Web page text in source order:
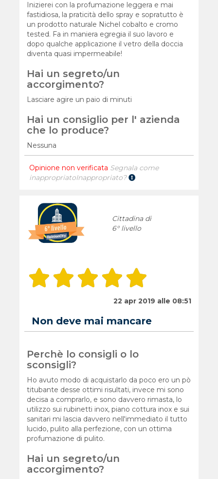
Inizierei con la profumazione leggera e mai
fastidiosa, la praticità dello spray e sopratutto è
un prodotto naturale Nichel cobalto e cromo
tested. Fa in maniera egregia il suo lavoro e
dopo qualche applicazione il vetro della doccia
diventa quasi impermeabile!
Hai un segreto/un
accorgimento?
Lasciare agire un paio di minuti
Hai un consiglio per l' azienda
che lo produce?
Nessuna
Opinione non verificata Segnala come
inappropriatoInappropriato?
Cittadina di
6° livello
22 apr 2019 alle 08:51
Non deve mai mancare
Perchè lo consigli o lo
sconsigli?
Ho avuto modo di acquistarlo da poco ero un pò
titubante desse ottimi risultati, invece mi sono
decisa a comprarlo, e sono davvero rimasta, lo
utilizzo sui rubinetti inox, piano cottura inox e sui
sanitari mi lascia davvero nell'immediato il tutto
lucido, pulito alla perfezione, con un ottima
profumazione di pulito.
Hai un segreto/un
accorgimento?